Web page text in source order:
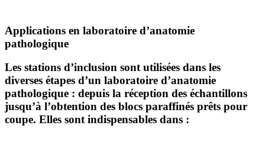
Applications en laboratoire d’anatomie
pathologique
Les stations d’inclusion sont utilisées dans les
diverses étapes d’un laboratoire d’anatomie
pathologique : depuis la réception des échantillons
jusqu’à l’obtention des blocs paraffinés prêts pour
coupe. Elles sont indispensables dans :